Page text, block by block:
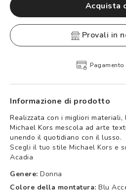
Acquista
provali in
Informazione di prodotto
Realizzata con i migliori
Michael Kors mescola ad arte
unendo il quotidiano con il lusso.
Scegli il tuo stile Michael Kors e
Acadia
Genere: Donna
Colore della montatura: Blu